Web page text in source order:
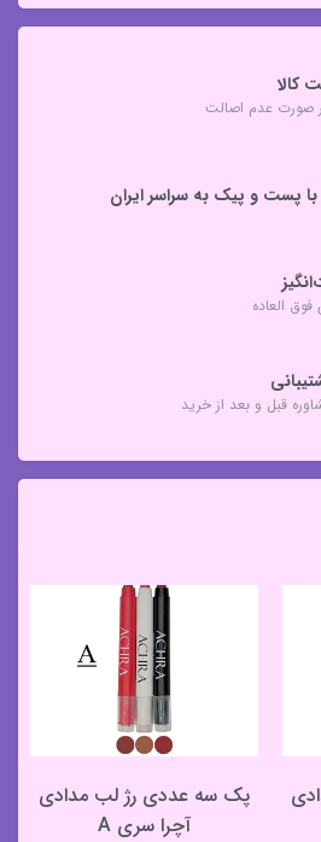
کالا
صورت عدم اصالت
پست و پیک به سراسر ایران
العاده
قبل و بعد از خرید
پک سه عددی رژ لب مدادی
آچرا سری A